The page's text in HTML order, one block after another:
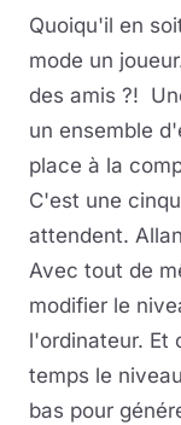
Quoiqu'il en
mode un
des amis ?!
un ensemble
place à la
C'est une
attendent.
Avec tout de
modifier le
l'ordinateur. Et
temps le
bas pour